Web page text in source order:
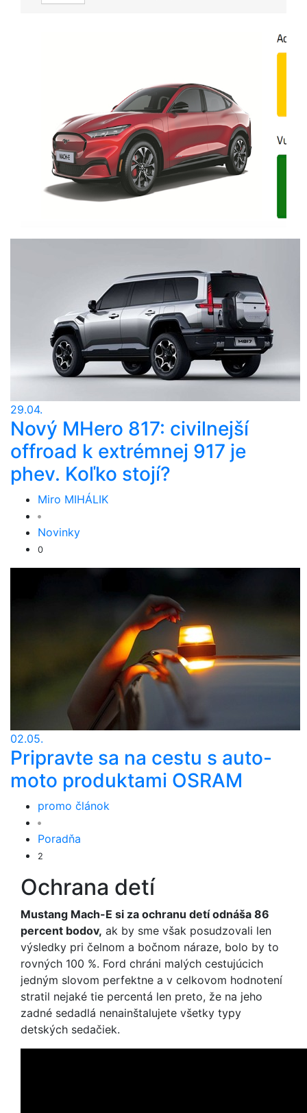
29.04.
Nový MHero 817: civilnejší
offroad k extrémnej 917 je
phev. Koľko stojí?
Miro MIHÁLIK
Novinky
0
02.05.
Pripravte sa na cestu s auto-
moto produktami OSRAM
promo článok
Poradňa
2
Ochrana detí
Mustang Mach-E si za ochranu detí odnáša 86
percent bodov, ak by sme však posudzovali len
výsledky pri čelnom a bočnom náraze, bolo by to
rovných 100 %. Ford chráni malých cestujúcich
jedným slovom perfektne a v celkovom hodnotení
stratil nejaké tie percentá len preto, že na jeho
zadné sedadlá nenainštalujete všetky typy
detských sedačiek.